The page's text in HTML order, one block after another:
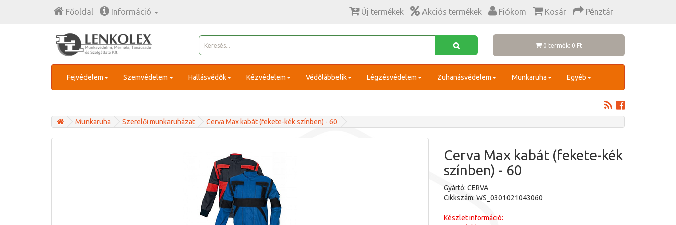
Főoldal Információ Új termékek Akciós termékek Fiókom Kosár Pénztár
0 termék: 0 Ft
Fejvédelem Szemvédelem Hallásvédők Kézvédelem Védőlábbelik Légzésvédelem Zuhanásvédelem Munkaruha Egyéb
Munkaruha Szerelői munkaruházat Cerva Max kabát (fekete-kék színben) - 60
Cerva Max kabát (fekete-kék
színben) - 60
Gyártó: CERVA
Cikkszám: WS_0301021043060
Készlet információ: